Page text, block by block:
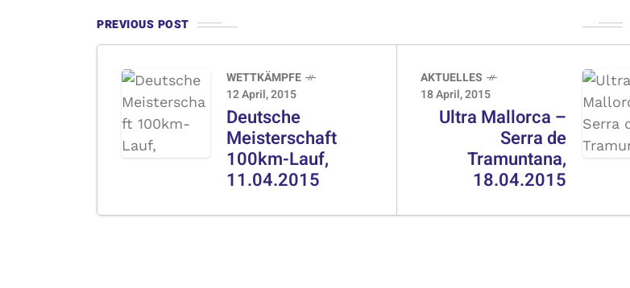
PREVIOUS POST
WETTKÄMPFE
12 April, 2015
Deutsche
Meisterschaft
100km-Lauf,
11.04.2015
AKTUELLES
18 April, 2015
Ultra Mallorca –
Serra de
Tramuntana,
18.04.2015